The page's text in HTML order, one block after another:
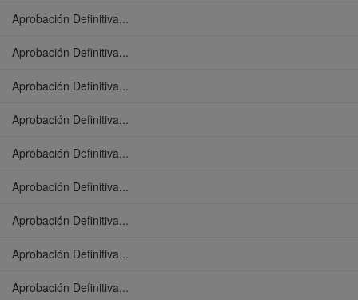
Aprobación Definitiva...
Aprobación Definitiva...
Aprobación Definitiva...
Aprobación Definitiva...
Aprobación Definitiva...
Aprobación Definitiva...
Aprobación Definitiva...
Aprobación Definitiva...
Aprobación Definitiva...